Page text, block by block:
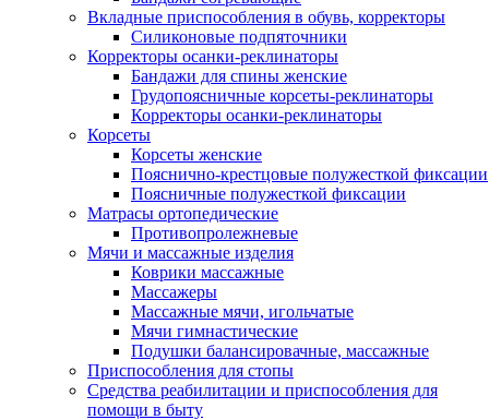
Вкладные приспособления в обувь, корректоры
Силиконовые подпяточники
Корректоры осанки-реклинаторы
Бандажи для спины женские
Грудопоясничные корсеты-реклинаторы
Корректоры осанки-реклинаторы
Корсеты
Корсеты женские
Пояснично-крестцовые полужесткой фиксации
Поясничные полужесткой фиксации
Матрасы ортопедические
Противопролежневые
Мячи и массажные изделия
Коврики массажные
Массажеры
Массажные мячи, игольчатые
Мячи гимнастические
Подушки балансировачные, массажные
Приспособления для стопы
Средства реабилитации и приспособления для
помощи в быту